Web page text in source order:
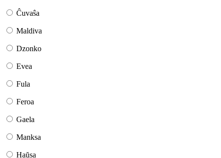
Ĉuvaŝa
Maldiva
Dzonko
Evea
Fula
Feroa
Gaela
Manksa
Haŭsa